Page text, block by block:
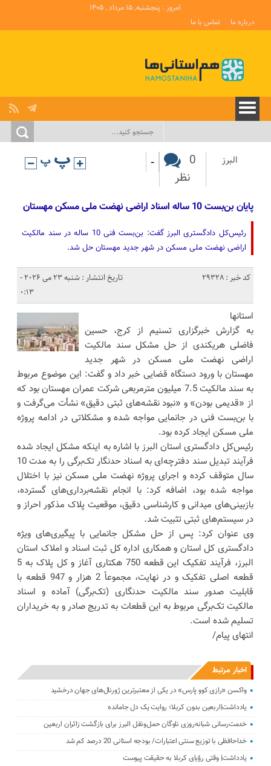
امروز : پنجشنبه, ۱۵ مرداد , ۱۴۰۵
درباره ما
تماس با ما
البرز
0
نظر
-
پایان بن‌بست 10 ساله اسناد اراضی نهضت ملی مسکن مهستان
رئیس‌کل دادگستری البرز گفت: بن‌بست فنی 10 ساله در سند مالکیت
اراضی نهضت ملی مسکن در شهر جدید مهستان حل شد.
کد خبر : 29328
تاریخ انتشار : شنبه 23 می 2026 -
0:13
استانها
به گزارش خبرگزاری تسنیم از کرج، حسین
فاضلی هریکندی از حل مشکل سند مالکیت
اراضی نهضت ملی مسکن در شهر جدید
مهستان با ورود دستگاه قضایی خبر داد و گفت: این موضوع مربوط
به سند مالکیت 7.5 میلیون مترمربعی شرکت عمران مهستان بود که
از «قدیمی بودن» و «نبود نقشه‌های ثبتی دقیق» نشأت می‌گرفت و
با بن‌بست فنی در جانمایی مواجه شده و مشکلاتی در ادامه پروژه
ملی مسکن ایجاد کرده بود.
رئیس‌کل دادگستری استان البرز با اشاره به اینکه مشکل ایجاد شده
فرآیند تبدیل سند دفترچه‌ای به اسناد حدنگار تک‌برگی را به مدت 10
سال متوقف کرده و اجرای پروژه نهضت ملی مسکن نیز با اختلال
مواجه شده بود، اضافه کرد: با انجام نقشه‌برداری‌های گسترده،
بازبینی‌های میدانی و کارشناسی دقیق، موقعیت پلاک مذکور احراز و
در سیستم‌های ثبتی تثبیت شد.
وی عنوان کرد: پس از حل مشکل جانمایی با پیگیری‌های ویژه
دادگستری کل استان و همکاری اداره کل ثبت اسناد و املاک استان
البرز، فرآیند تفکیک این قطعه 750 هکتاری آغاز و کل پلاک به 5
قطعه اصلی تفکیک و در نهایت، مجموعاً 2 هزار و 947 قطعه با
قابلیت صدور سند مالکیت حدنگاری (تک‌برگی) آماده و اسناد
مالکیت تک‌برگی مربوط به این قطعات به تدریج صادر و به خریداران
تسلیم شده است.
انتهای پیام/
اخبار مرتبط
واکسن «رازی کوو پارس» در یکی از معتبرترین ژورنال‌های جهان درخشید
یادداشت|اربعین بدون کربلا؛ روایت یک دل جامانده
خدمت‌رسانی شبانه‌روزی ناوگان حمل‌ونقل البرز برای بازگشت زائران اربعین
خداحافظی با توزیع سنتی اعتبارات/ بودجه استانی 20 درصد کم شد
یادداشت| وقتی رؤیای کربلا به حقیقت پیوست